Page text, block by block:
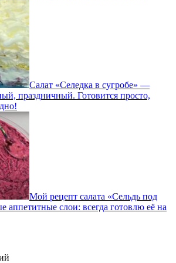
Салат «Селедка в сугробе» —
праздничный. Готовится просто,
Мой рецепт салата «Сельдь под
слои: всегда готовлю её на